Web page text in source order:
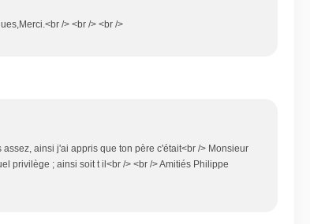
/> <br /> <br />
ainsi j'ai appris que ton père c'était<br /> Monsieur
privilège ; ainsi soit t il<br /> <br /> Amitiés Philippe